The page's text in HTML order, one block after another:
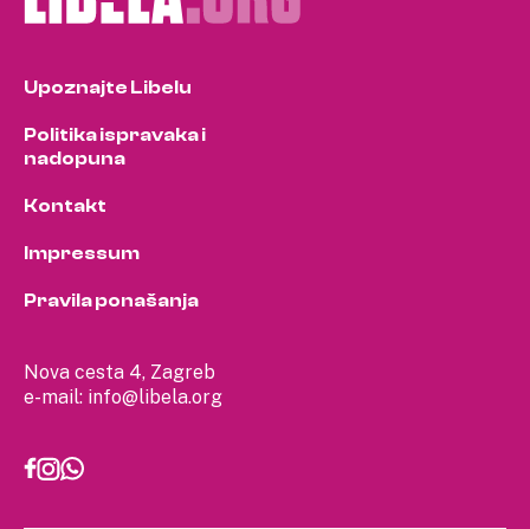
Nova cesta 4, Zagreb
e-mail: info@libela.org
Upoznajte Libelu
Politika ispravaka i
nadopuna
Kontakt
Impressum
Pravila ponašanja